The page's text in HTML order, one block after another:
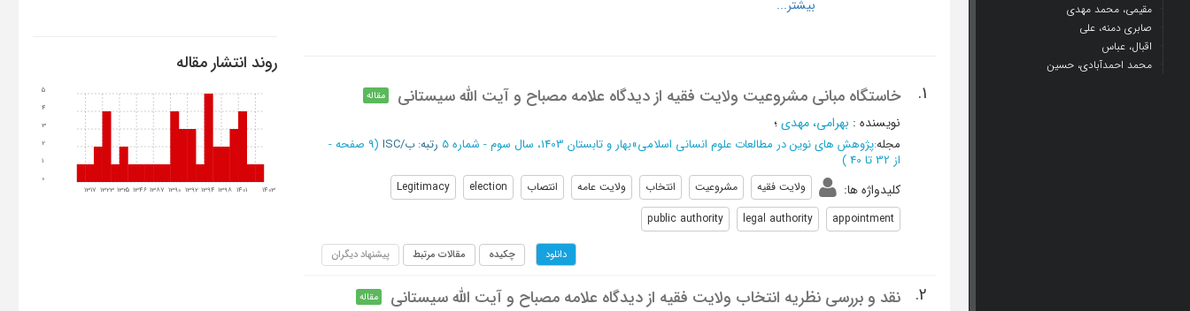
مقیمی، محمد مهدی
صابری دمنه، علی
اقبال، عباس
محمد احمدآبادی، حسین
1. خاستگاه مبانی مشروعیت ولایت فقیه از دیدگاه علامه مصباح و آیت الله سیستانی مقاله
نویسنده : بهرامی، مهدی؛
مجله:پژوهش های نوین در مطالعات علوم انسانی اسلامی»بهار و تابستان 1403، سال سوم - شماره 5 رتبه: ب/ISC
(‎9 صفحه -
از 32 تا 40
)
کلیدواژه ها: ولایت فقیه مشروعیت انتخاب ولایت عامه انتصاب election
Legitimacy
appointment
legal authority
public authority
دانلود چکیده مقالات مرتبط پیشنهاد دیگران
2. نقد و بررسی نظریه انتخاب ولایت فقیه از دیدگاه علامه مصباح و آیت الله سیستانی مقاله
روند انتشار مقاله
1317 1323 1325 1346 1387 1390 1392 1394 1398 1401 1403
0
1
2
3
4
5